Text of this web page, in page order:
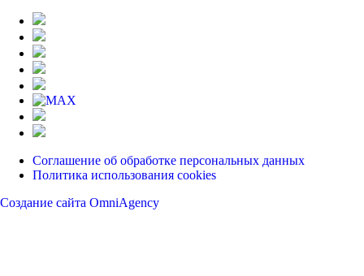
Соглашение об обработке персональных данных
Политика использования cookies
Создание сайта OmniAgency